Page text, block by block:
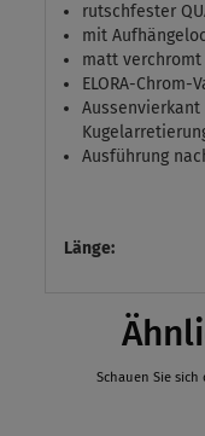
rutschfester
mit
matt verchromt
ELORA-Chrom-
Aussenvierkant
Ausführung
Länge:
Schauen Sie